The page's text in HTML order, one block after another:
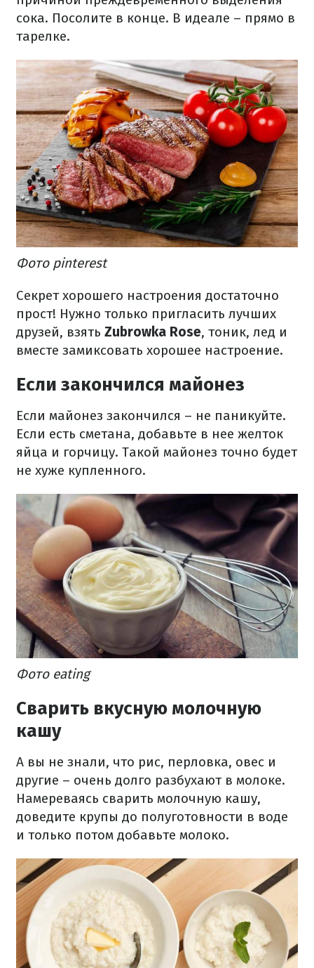
сока. Посолите в конце. В идеале – прямо в
тарелке.
Фото pinterest
Секрет хорошего настроения достаточно
прост! Нужно только пригласить лучших
друзей, взять Zubrowka Rose, тоник, лед и
вместе замиксовать хорошее настроение.
Если закончился майонез
Если майонез закончился – не паникуйте.
Если есть сметана, добавьте в нее желток
яйца и горчицу. Такой майонез точно будет
не хуже купленного.
Фото eating
Сварить вкусную молочную
кашу
А вы не знали, что рис, перловка, овес и
другие – очень долго разбухают в молоке.
Намереваясь сварить молочную кашу,
доведите крупы до полуготовности в воде
и только потом добавьте молоко.